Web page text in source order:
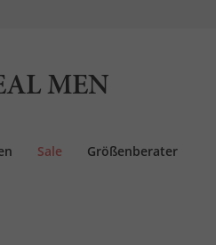
MEN
Sale Größenberater